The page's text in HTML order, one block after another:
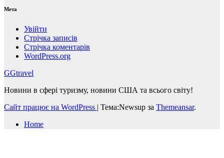
Мета
Увійти
Стрічка записів
Стрічка коментарів
WordPress.org
GGtravel
Новини в сфері туризму, новини США та всього світу!
Сайт працює на WordPress | Тема:Newsup за Themeansar.
Home